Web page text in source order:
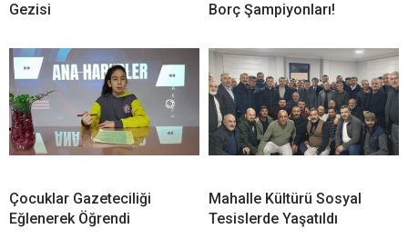
Gezisi
Borç Şampiyonları!
Çocuklar Gazeteciliği
Eğlenerek Öğrendi
Mahalle Kültürü Sosyal
Tesislerde Yaşatıldı